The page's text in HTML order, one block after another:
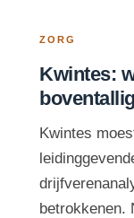
ZORG
Kwintes:
Kwintes
betrokkenen.